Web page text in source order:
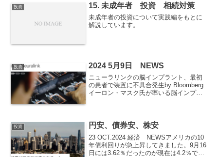
投資 15. 未成年者 投資 相続対策
未成年者の投資について実践編をもとに
解説しています。
投資 2024 5月9日 NEWS
ニューラリンクの脳インプラント、最初
の患者で装置に不具合発生by Bloomberg
イーロン・マスク氏が率いる脳インプラ
らかにした。...
投資 円安、債券安、株安
23 OCT.2024 経済 NEWSアメリカの10
年債利回りが急上昇してきました。9月16
日には3.62％だったのが現在は4.2％で